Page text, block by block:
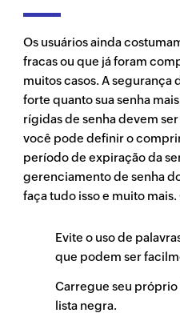
Os usuários ainda
fracas ou que já foram
muitos casos. A segurança
forte quanto sua senha
rígidas de senha devem
você pode definir o
período de expiração da
gerenciamento de senha
faça tudo isso e muito
Evite o uso de
que podem ser
Carregue seu próprio
lista negra.